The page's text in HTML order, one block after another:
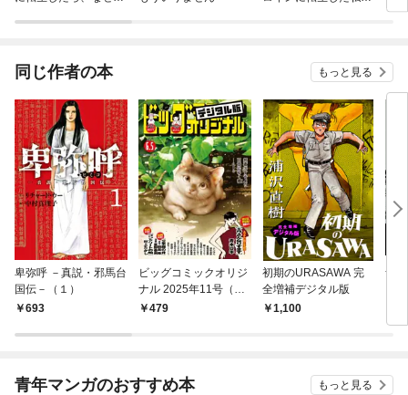
同じ作者の本 もっと見る
卑弥呼 －真説・邪馬台
国伝－（１）
693
ビッグコミックオリジ
ナル 2025年11号（20
25年5月20日発売)
479
初期のURASAWA 完
全増補デジタル版
1,100
ナ
青年マンガのおすすめ本 もっと見る